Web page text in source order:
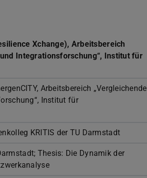
Xchange), Arbeitsbereich
Integrationsforschung“, Institut für
Arbeitsbereich „Vergleichende
Institut für
KRITIS der TU Darmstadt
Thesis: Die Dynamik der